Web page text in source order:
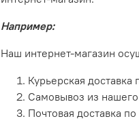
Например:
Наш интернет-магазин
Курьерская
Самовывоз из
Почтовая доставка